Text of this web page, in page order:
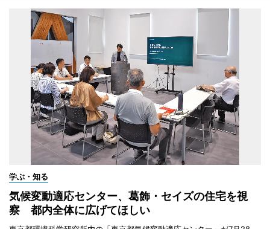
学ぶ・知る
気候変動適応センター、葛飾・セイズの住宅を視
察 都内全体に広げてほしい